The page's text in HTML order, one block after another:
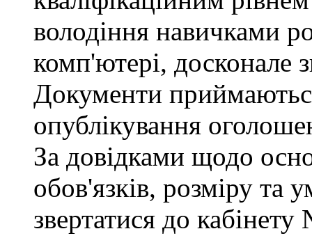
володіння навичками
комп'ютері, досконале
Документи
опублікування
За довідками щодо
обов'язків, розміру та
звертатися до